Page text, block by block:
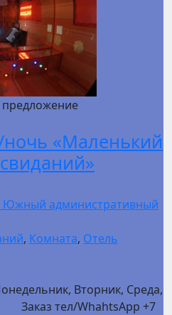
предложение
«Маленький
Южный административный
, Комната, Отель
Вторник, Среда,
WhahtsApp +7